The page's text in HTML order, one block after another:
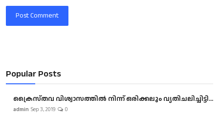
Post Comment
Popular Posts
ക്രൈസ്തവ വിശ്വാസത്തിൽ നിന്ന് ഒരിക്കലും വ്യതിചലിച്ചിട്ടി...
admin Sep 3, 2019 0